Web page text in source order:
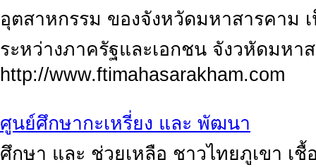
อุตสาหกรรม ของจังหวัดมหาสารคาม
ระหว่างภาครัฐและเอกชน จังวหัดมหา
http://www.ftimahasarakham.com
ศูนย์ศึกษากะเหรี่ยง และ พัฒนา
ศึกษา และ ช่วยเหลือ ชาวไทยภูเขา เ